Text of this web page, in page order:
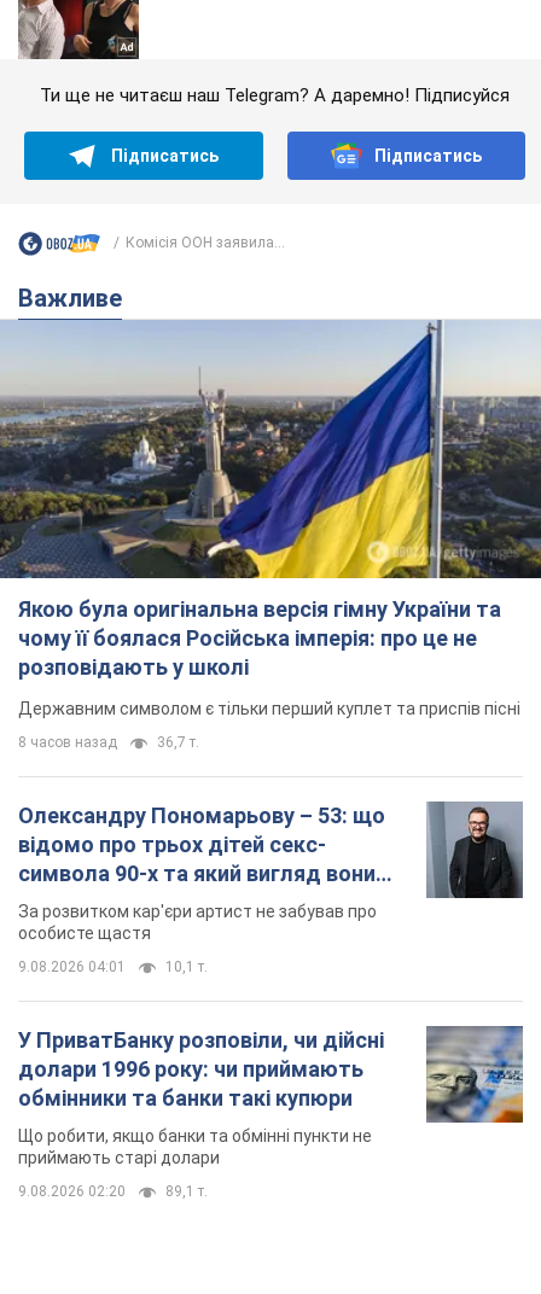
Ти ще не читаєш наш Telegram? А даремно! Підписуйся
Підписатись Підписатись
Комісія ООН заявила...
Важливе
Якою була оригінальна версія гімну України та
чому її боялася Російська імперія: про це не
розповідають у школі
Державним символом є тільки перший куплет та приспів пісні
8 часов назад 36,7 т.
Олександру Пономарьову – 53: що
відомо про трьох дітей секс-
символа 90-х та який вигляд вони
мають
За розвитком кар'єри артист не забував про
особисте щастя
9.08.2026 04:01 10,1 т.
У ПриватБанку розповіли, чи дійсні
долари 1996 року: чи приймають
обмінники та банки такі купюри
Що робити, якщо банки та обмінні пункти не
приймають старі долари
9.08.2026 02:20 89,1 т.